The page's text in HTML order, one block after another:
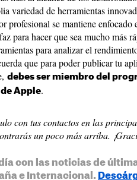
variedad de herramientas
profesional se mantiene enfocado
para hacer que sea mucho más
para analizar el
que para poder publicar tu
debes ser miembro del
Apple.
con tus contactos en las
un poco más arriba.
con las noticias de
e Internacional.